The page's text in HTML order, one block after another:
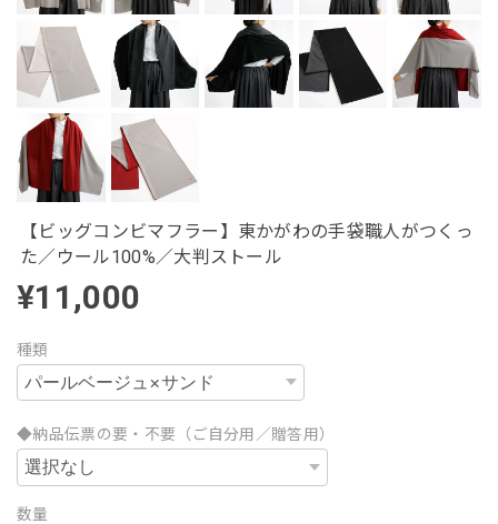
【ビッグコンビマフラー】東かがわの手袋職人がつくっ
た／ウール100%／大判ストール
¥11,000
種類
◆納品伝票の要・不要（ご自分用／贈答用）
数量